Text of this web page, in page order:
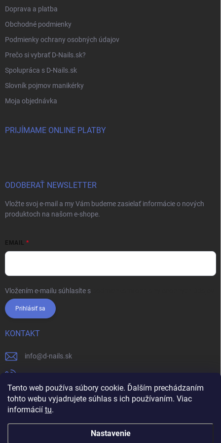
Tento web používa súbory cookie. Ďalším prechádzaním
tohto webu vyjadrujete súhlas s ich používaním. Viac
informácií tu.
Nastavenie
Doprava a platba
Obchodné podmienky
Podmienky ochrany osobných údajov
Prečo si vybrať D-Nails.sk?
Spolupráca s D-Nails.sk
Slovník pojmov manikérky
Moja objednávka
PRIJÍMAME ONLINE PLATBY
ODOBERAŤ NEWSLETTER
Vložte svoj e-mail a my Vám budeme zasielať informácie o nových
produktoch na našom e-shope.
EMAIL
Vložením e-mailu súhlasíte s
Prihlásiť sa
KONTAKT
info@d-nails.sk
https://www.facebook.com/dnails.sk/
dnails.sk/